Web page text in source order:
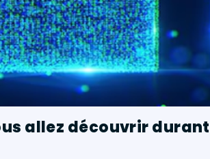
allez découvrir durant